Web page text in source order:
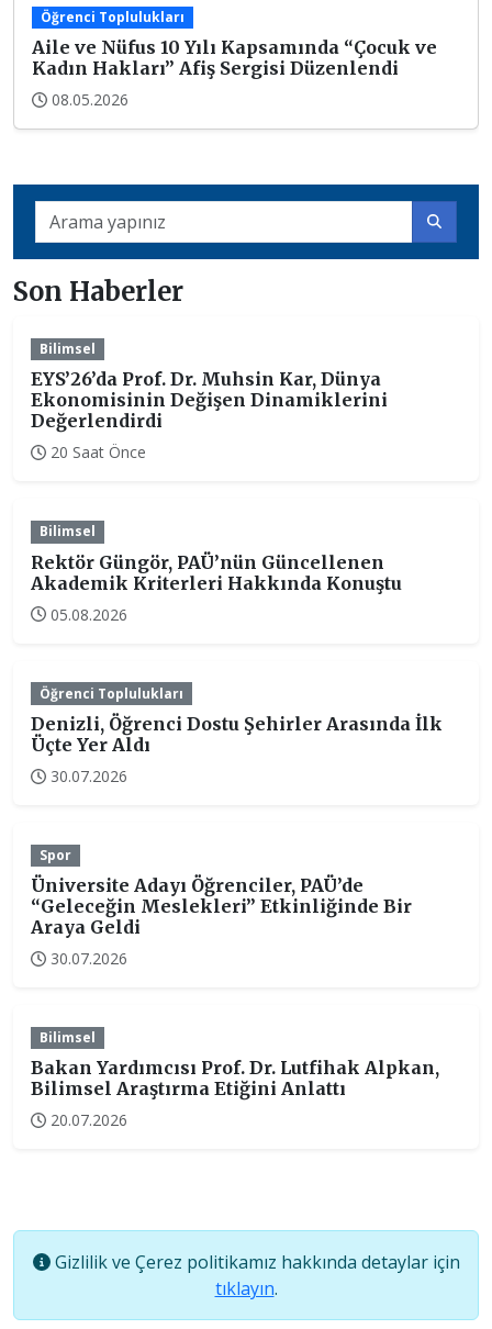
Öğrenci Toplulukları
Aile ve Nüfus 10 Yılı Kapsamında “Çocuk ve
Kadın Hakları” Afiş Sergisi Düzenlendi
08.05.2026
Son Haberler
Bilimsel
EYS’26’da Prof. Dr. Muhsin Kar, Dünya
Ekonomisinin Değişen Dinamiklerini
Değerlendirdi
20 Saat Önce
Bilimsel
Rektör Güngör, PAÜ’nün Güncellenen
Akademik Kriterleri Hakkında Konuştu
05.08.2026
Öğrenci Toplulukları
Denizli, Öğrenci Dostu Şehirler Arasında İlk
Üçte Yer Aldı
30.07.2026
Spor
Üniversite Adayı Öğrenciler, PAÜ’de
“Geleceğin Meslekleri” Etkinliğinde Bir
Araya Geldi
30.07.2026
Bilimsel
Bakan Yardımcısı Prof. Dr. Lutfihak Alpkan,
Bilimsel Araştırma Etiğini Anlattı
20.07.2026
Gizlilik ve Çerez politikamız hakkında detaylar için
tıklayın.